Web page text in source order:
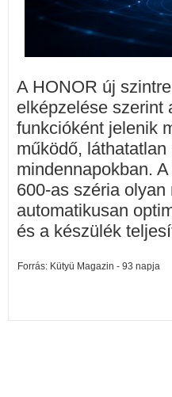
A HONOR új
elképzelése szerint
funkcióként jelenik
működő,
mindennapokban.
600-as széria
automatikusan
és a készülék
Forrás: Kütyü Magazin - 93 napja